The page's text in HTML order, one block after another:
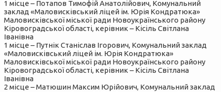
1 місце – Потапов Тимофій Анатолійович, Комунальний
заклад «Маловисківський ліцей ім. Юрія Кондратюка»
Маловисківської міської ради Новоукраїнського району
Кіровоградської області, керівник – Кісіль Світлана
Іванівна
1 місце – Путнік Станіслав Ігорович, Комунальний заклад
«Маловисківський ліцей ім. Юрія Кондратюка»
Маловисківської міської ради Новоукраїнського району
Кіровоградської області, керівник – Кісіль Світлана
Іванівна
2 місце – Матюшин Максим Юрійович, Комунальний заклад